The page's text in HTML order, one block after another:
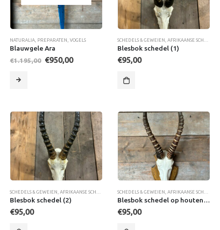
NATURALIA, PREPARATEN , VOGELS
Blauwgele Ara
€1.195,00 Oorspronkelijke
€950,00Huidige
SCHEDELS & GEWEIEN , AFRIKAANSE SCHEDELS
Blesbok schedel (1)
€95,00
SCHEDELS & GEWEIEN, AFRIKAANSE SCHEDELS HOORNDRAGERS
Blesbok schedel (2)
€95,00
SCHEDELS & GEWEIEN, AFRIKAANSE SCHEDELS
Blesbok schedel op houten schild
€95,00